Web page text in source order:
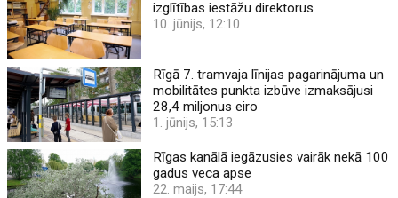
izglītības iestāžu direktorus
10. jūnijs, 12:10
Rīgā 7. tramvaja līnijas pagarinājuma un
mobilitātes punkta izbūve izmaksājusi
28,4 miljonus eiro
1. jūnijs, 15:13
Rīgas kanālā iegāzusies vairāk nekā 100
gadus veca apse
22. maijs, 17:44